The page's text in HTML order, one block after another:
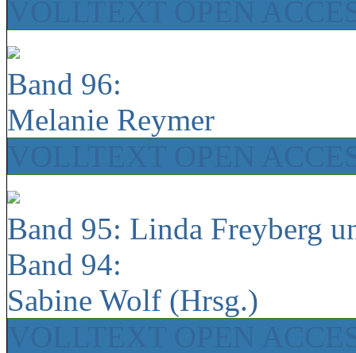
Band 96:
Melanie Reymer
Band 95: Linda Freyberg
Band 94:
Sabine Wolf (Hrsg.)